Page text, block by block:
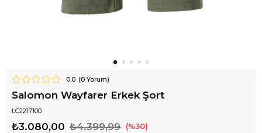
0.0 (0Yorum)
Salomon Wayfarer Erkek Şort
LC2217100
₺4.399,99
₺3.080,00 30